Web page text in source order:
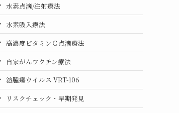
水素点滴/注射療法
水素吸入療法
高濃度ビタミンＣ点滴療法
自家がんワクチン療法
溶腫瘍ウイルス VRT-106
リスクチェック・早期発見